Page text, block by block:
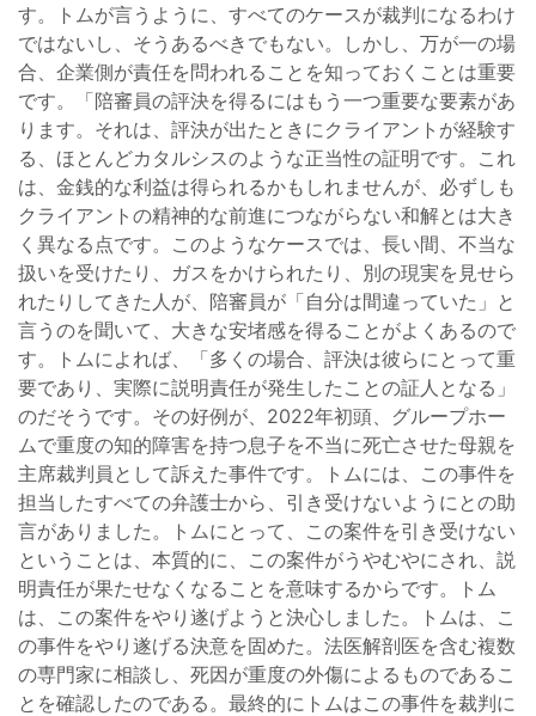
す。トムが言うように、すべてのケースが裁判になるわけ
ではないし、そうあるべきでもない。しかし、万が一の場
合、企業側が責任を問われることを知っておくことは重要
です。「陪審員の評決を得るにはもう一つ重要な要素があ
ります。それは、評決が出たときにクライアントが経験す
る、ほとんどカタルシスのような正当性の証明です。これ
は、金銭的な利益は得られるかもしれませんが、必ずしも
クライアントの精神的な前進につながらない和解とは大き
く異なる点です。このようなケースでは、長い間、不当な
扱いを受けたり、ガスをかけられたり、別の現実を見せら
れたりしてきた人が、陪審員が「自分は間違っていた」と
言うのを聞いて、大きな安堵感を得ることがよくあるので
す。トムによれば、「多くの場合、評決は彼らにとって重
要であり、実際に説明責任が発生したことの証人となる」
のだそうです。その好例が、2022年初頭、グループホー
ムで重度の知的障害を持つ息子を不当に死亡させた母親を
主席裁判員として訴えた事件です。トムには、この事件を
担当したすべての弁護士から、引き受けないようにとの助
言がありました。トムにとって、この案件を引き受けない
ということは、本質的に、この案件がうやむやにされ、説
明責任が果たせなくなることを意味するからです。トム
は、この案件をやり遂げようと決心しました。トムは、こ
の事件をやり遂げる決意を固めた。法医解剖医を含む複数
の専門家に相談し、死因が重度の外傷によるものであるこ
とを確認したのである。最終的にトムはこの事件を裁判に